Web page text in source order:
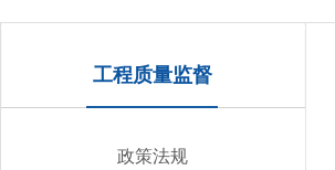
工程质量监督
政策法规